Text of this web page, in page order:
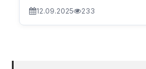
12.09.2025 233